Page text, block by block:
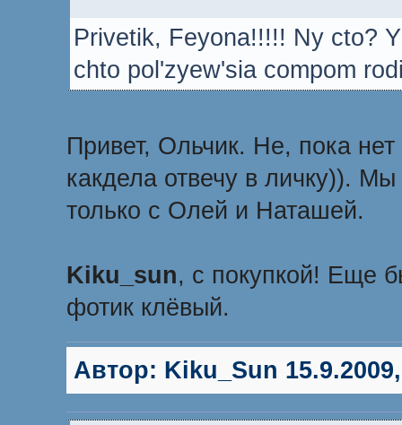
Privetik, Feyona!!!!! Ny cto?
chto pol'zyew'sia compom
Привет, Ольчик. Не, пока
какдела отвечу в личку)).
только с Олей и Наташей.
Kiku_sun, с покупкой! Еще
фотик клёвый.
Автор: Kiku_Sun